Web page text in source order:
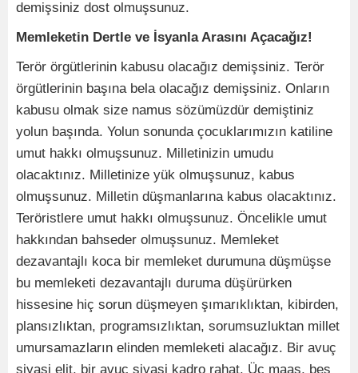
demişsiniz dost olmuşsunuz.
Memleketin Dertle ve İsyanla Arasını Açacağız!
Terör örgütlerinin kabusu olacağız demişsiniz. Terör
örgütlerinin başına bela olacağız demişsiniz. Onların
kabusu olmak size namus sözümüzdür demiştiniz
yolun başında. Yolun sonunda çocuklarımızın katiline
umut hakkı olmuşsunuz. Milletinizin umudu
olacaktınız. Milletinize yük olmuşsunuz, kabus
olmuşsunuz. Milletin düşmanlarına kabus olacaktınız.
Teröristlere umut hakkı olmuşsunuz. Öncelikle umut
hakkından bahseder olmuşsunuz. Memleket
dezavantajlı koca bir memleket durumuna düşmüşse
bu memleketi dezavantajlı duruma düşürürken
hissesine hiç sorun düşmeyen şımarıklıktan, kibirden,
plansızlıktan, programsızlıktan, sorumsuzluktan millet
umursamazların elinden memleketi alacağız. Bir avuç
siyasi elit, bir avuç siyasi kadro rahat. Üç maaş, beş